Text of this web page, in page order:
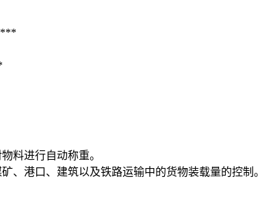
料进行自动称重。
、港口、建筑以及铁路运输中的货物装载量的控制。